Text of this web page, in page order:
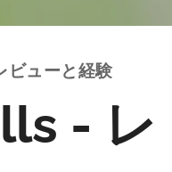
ビューと経験
- レ